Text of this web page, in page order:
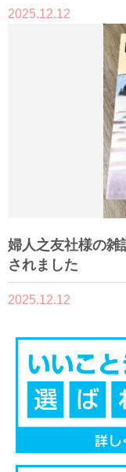
2025.12.12
婦人之友社様の雑
されました
2025.12.12